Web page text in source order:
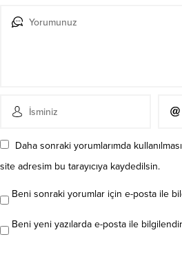
Daha sonraki yorumlarımda
site adresim bu tarayıcıya kaydedilsin.
Beni sonraki yorumlar için e-posta ile
Beni yeni yazılarda e-posta ile